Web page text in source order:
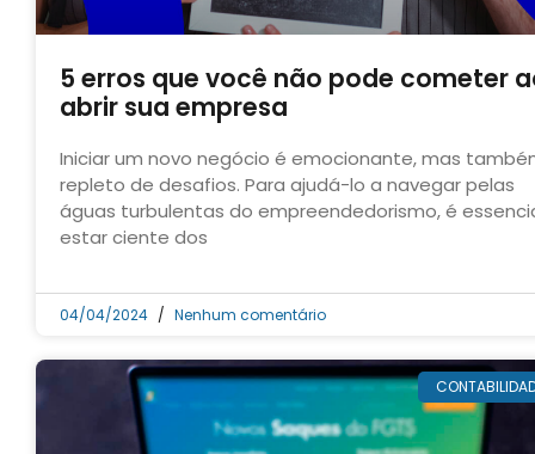
5 erros que você não pode cometer
abrir sua empresa
Iniciar um novo negócio é emocionante, mas
repleto de desafios. Para ajudá-lo a navegar pelas
águas turbulentas do empreendedorismo, é
estar ciente dos
04/04/2024 Nenhum comentário